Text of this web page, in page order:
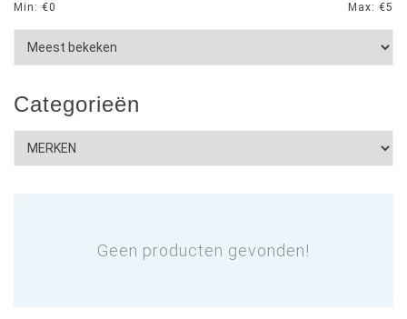
Min: €0 Max: €5
Categorieën
Geen producten gevonden!